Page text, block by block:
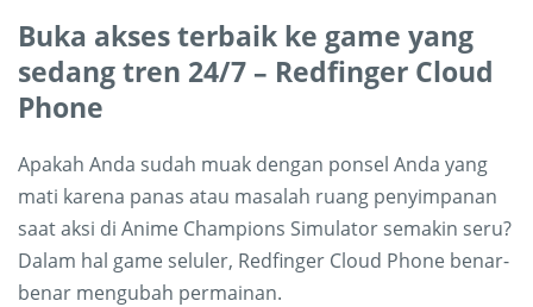
Buka akses terbaik ke game yang
sedang tren 24/7 – Redfinger Cloud
Phone
Apakah Anda sudah muak dengan ponsel Anda yang
mati karena panas atau masalah ruang penyimpanan
saat aksi di Anime Champions Simulator semakin seru?
Dalam hal game seluler, Redfinger Cloud Phone benar-
benar mengubah permainan.